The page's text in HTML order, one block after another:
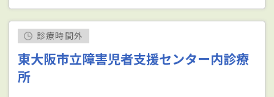
診療時間外
東大阪市立障害児者支援センター内診療
所